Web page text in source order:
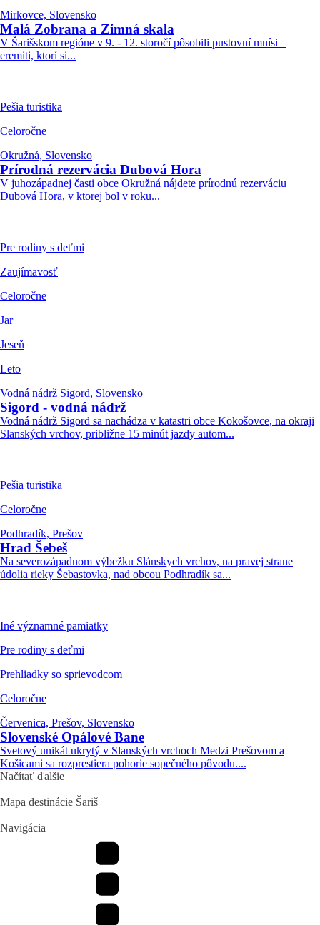
Mirkovce, Slovensko
Malá Zobrana a Zimná skala
V Šarišskom regióne v 9. - 12. storočí pôsobili pustovní mnísi –
eremiti, ktorí si...
Pešia turistika
Celoročne
Okružná, Slovensko
Prírodná rezervácia Dubová Hora
V juhozápadnej časti obce Okružná nájdete prírodnú rezerváciu
Dubová Hora, v ktorej bol v roku...
Pre rodiny s deťmi
Zaujímavosť
Celoročne
Jar
Jeseň
Leto
Vodná nádrž Sigord, Slovensko
Sigord - vodná nádrž
Vodná nádrž Sigord sa nachádza v katastri obce Kokošovce, na okraji
Slanských vrchov, približne 15 minút jazdy autom...
Pešia turistika
Celoročne
Podhradík, Prešov
Hrad Šebeš
Na severozápadnom výbežku Slánskych vrchov, na pravej strane
údolia rieky Šebastovka, nad obcou Podhradík sa...
Iné významné pamiatky
Pre rodiny s deťmi
Prehliadky so sprievodcom
Celoročne
Červenica, Prešov, Slovensko
Slovenské Opálové Bane
Svetový unikát ukrytý v Slanských vrchoch Medzi Prešovom a
Košicami sa rozprestiera pohorie sopečného pôvodu....
Načítať ďalšie
Mapa destinácie Šariš
Navigácia